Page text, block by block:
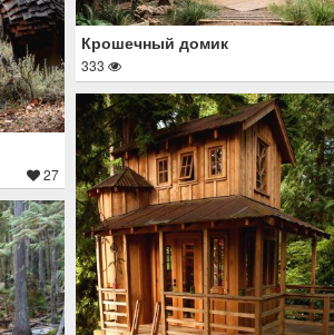
27
Крошечный домик
333